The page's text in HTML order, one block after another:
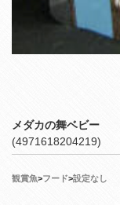
メダカの舞ベビー
(4971618204219)
観賞魚>フード>設定なし